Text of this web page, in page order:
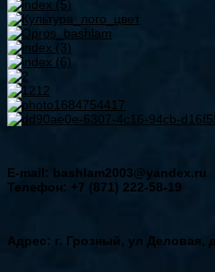
E-mail: bashlam2003@yandex.ru
Телефон: +7 (871) 222-58-19
Адрес: г. Грозный, ул Деловая,